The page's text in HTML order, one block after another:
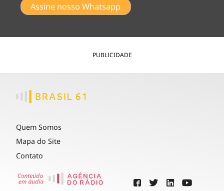
Assine nosso Whatsapp
PUBLICIDADE
Quem Somos
Mapa do Site
Contato